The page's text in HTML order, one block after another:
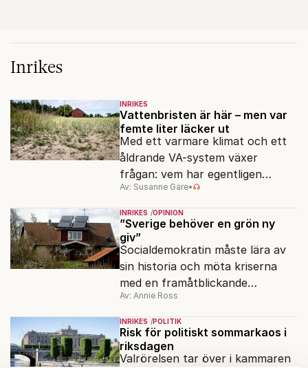
Inrikes
INRIKES
Vattenbristen är här – men var
femte liter läcker ut
Med ett varmare klimat och ett
åldrande VA-system växer
frågan: vem har egentligen
ansvar för Sveriges
vattenresurser?
Av: Susanne Gäre•
INRIKES OPINION
”Sverige behöver en grön ny
giv”
Socialdemokratin måste lära av
sin historia och möta kriserna
med en framåtblickande
strukturpolitik för att göra
Sverige långsiktigt hållbart,
jämlikt och kriståligt.
Av: Annie Ross
INRIKES POLITIK
Risk för politiskt sommarkaos i
riksdagen
Valrörelsen tar över i kammaren